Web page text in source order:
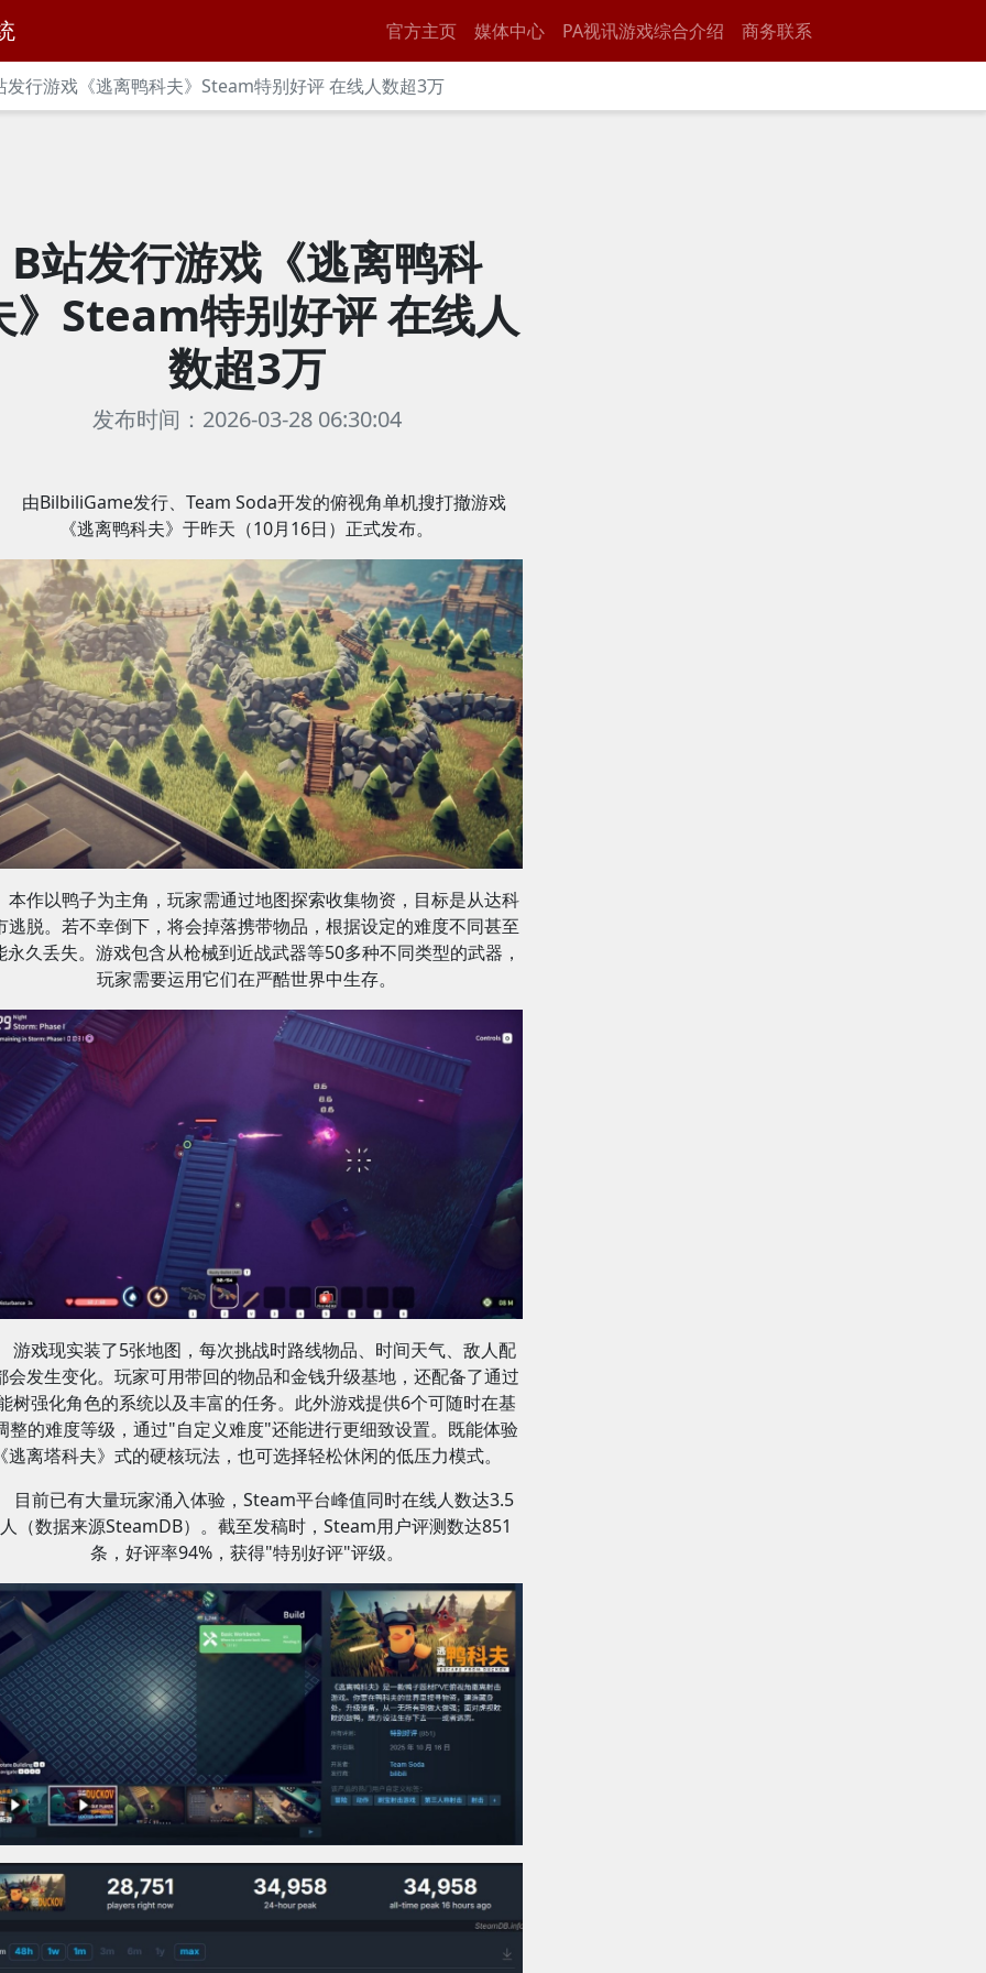
官方主页 媒体中心 PA视讯游戏综合介绍 商务联系
发行游戏《逃离鸭科夫》Steam特别好评 在线人数超3万
B站发行游戏《逃离鸭科
》Steam特别好评 在线人
数超3万
发布时间：2026-03-28 06:30:04
由BilbiliGame发行、Team Soda开发的俯视角单机搜打撤游戏
《逃离鸭科夫》于昨天（10月16日）正式发布。
本作以鸭子为主角，玩家需通过地图探索收集物资，目标是从达科
逃脱。若不幸倒下，将会掉落携带物品，根据设定的难度不同甚至
永久丢失。游戏包含从枪械到近战武器等50多种不同类型的武器，
玩家需要运用它们在严酷世界中生存。
游戏现实装了5张地图，每次挑战时路线物品、时间天气、敌人配
会发生变化。玩家可用带回的物品和金钱升级基地，还配备了通过
树强化角色的系统以及丰富的任务。此外游戏提供6个可随时在基
整的难度等级，通过"自定义难度"还能进行更细致设置。既能体验
逃离塔科夫》式的硬核玩法，也可选择轻松休闲的低压力模式。
目前已有大量玩家涌入体验，Steam平台峰值同时在线人数达3.5
（数据来源SteamDB）。截至发稿时，Steam用户评测数达851
条，好评率94%，获得"特别好评"评级。